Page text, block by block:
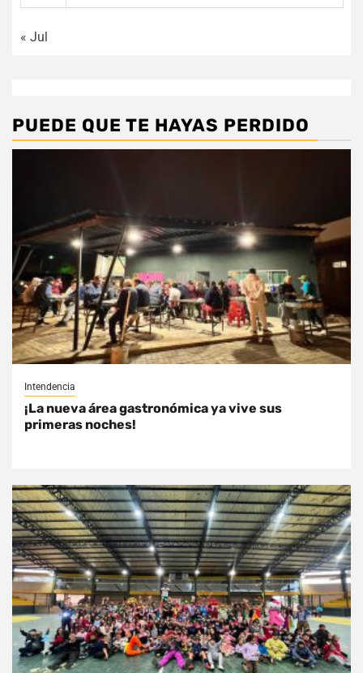
« Jul
PUEDE QUE TE HAYAS PERDIDO
Intendencia
¡La nueva área gastronómica ya vive sus
primeras noches!